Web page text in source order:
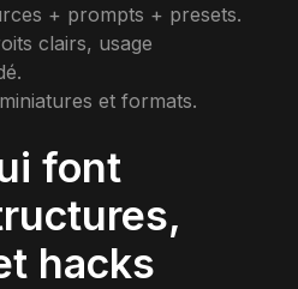
+ prompts + presets.
clairs, usage
et formats.
font
hacks